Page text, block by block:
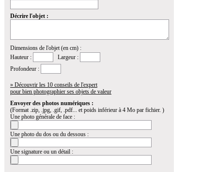
Décrire l'objet :
Dimensions de l'objet (en cm) :
Hauteur :
Largeur :
Profondeur :
» Découvrir les 10 conseils de l'expert
pour bien photographier ses objets de valeur
Envoyer des photos numériques :
(Format .zip, .jpg, .gif, .pdf... et poids inférieur à 4 Mo par fichier. )
Une photo générale de face :
Une photo du dos ou du dessous :
Une signature ou un détail :